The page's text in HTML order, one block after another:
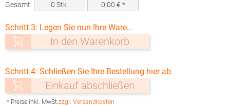
Gesamt: 0 Stk. 0,00 € *
Schritt 3: Legen Sie nun Ihre Ware...
In den Warenkorb
Schritt 4: Schließen Sie Ihre Bestellung hier ab.
Einkauf abschließen
* Preise inkl. MwSt.zzgl. Versandkosten